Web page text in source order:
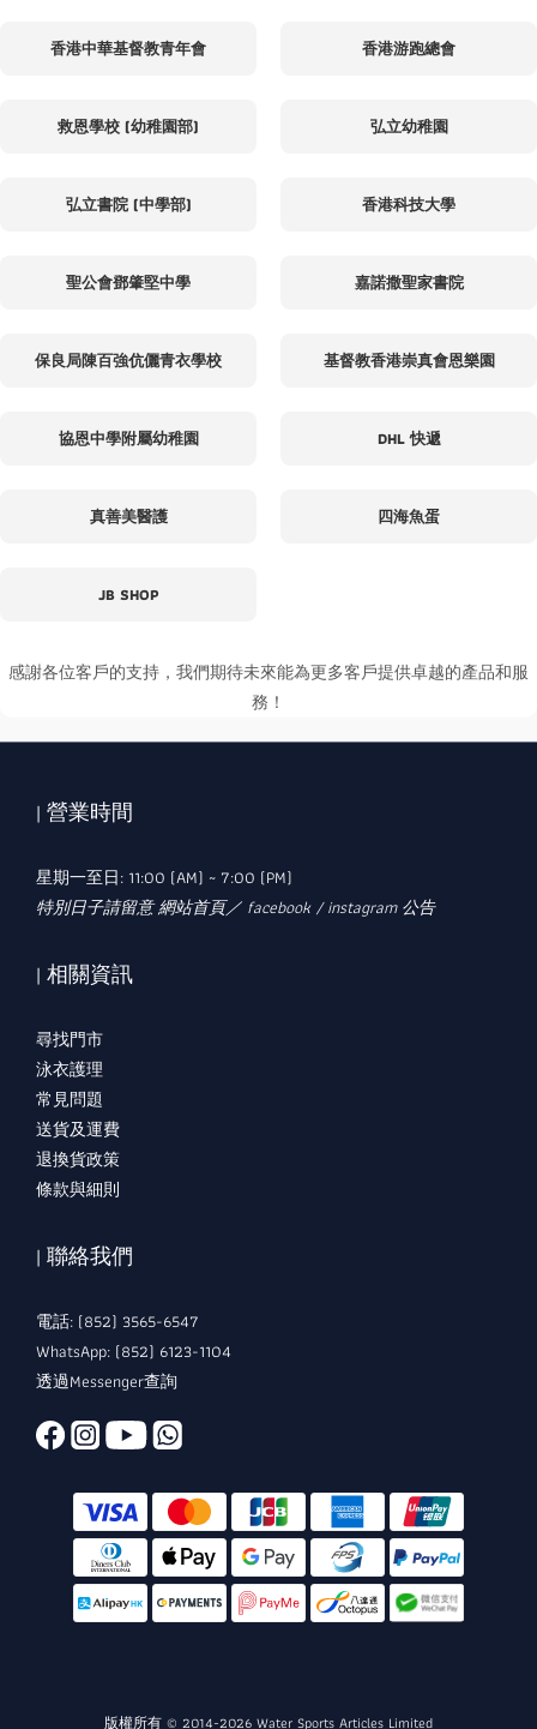
香港中華基督教青年會 香港游跑總會
救恩學校 (幼稚園部) 弘立幼稚園
弘立書院 (中學部) 香港科技大學
聖公會鄧肇堅中學 嘉諾撒聖家書院
保良局陳百強伉儷青衣學校 基督教香港崇真會恩樂園
協恩中學附屬幼稚園 DHL 快遞
真善美醫護 四海魚蛋
JB SHOP
感謝各位客戶的支持，我們期待未來能為更多客戶提供卓越的產品和服
務！
| 營業時間
星期一至日: 11:00 (AM) ~ 7:00 (PM)
特別日子請留意 網站首頁／ facebook / instagram 公告
| 相關資訊
尋找門市
泳衣護理
常見問題
送貨及運費
退換貨政策
條款與細則
| 聯絡我們
電話: (852) 3565-6547
WhatsApp: (852) 6123-1104
透過Messenger查詢
版權所有 © 2014-2026 Water Sports Articles Limited